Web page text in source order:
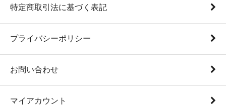
特定商取引法に基づく表記
プライバシーポリシー
お問い合わせ
マイアカウント